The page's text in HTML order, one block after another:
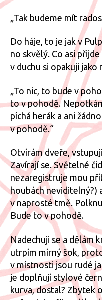
„Tak budeme mít
Do háje, to je jak v
no skvělý. Co asi
v duchu si opakuji jako
„To nic, to bude v
to v pohodě.
píchá herák a ani
v pohodě.“
Otvírám dveře,
Zavírají se. Světelné
nezaregistruje mou
houbách neviditelný?)
v naprosté tmě.
Bude to v pohodě.
Nadechuji se a dělám
utrpím mírný šok,
v místnosti jsou rudé
je doplňují stylové
kurva, dostal? Zbytek